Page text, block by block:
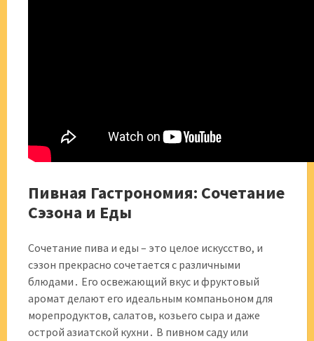
Пивная Гастрономия: Сочетание
Сэзона и Еды
Сочетание пива и еды – это целое искусство, и
сэзон прекрасно сочетается с различными
блюдами․ Его освежающий вкус и фруктовый
аромат делают его идеальным компаньоном для
морепродуктов, салатов, козьего сыра и даже
острой азиатской кухни․ В пивном саду или